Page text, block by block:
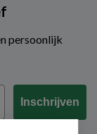
persoonlijk
Inschrijven